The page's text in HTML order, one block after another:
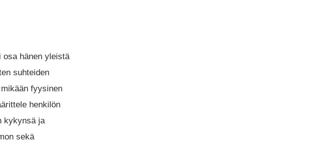
hänen yleistä
suhteiden
fyysinen
henkilön
kykynsä ja
sekä